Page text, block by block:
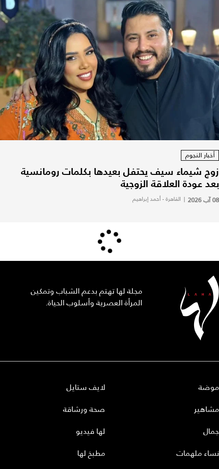
أخبار النجوم
زوج شيماء سيف يحتفل بعيدها بكلمات رومانسية
بعد عودة العلاقة الزوجية
08 آب 2026 | القاهرة - أحمد إبراهيم
مجلة لها تهتم بدعم الشباب وتمكين
المرأة العصرية وأسلوب الحياة.
موضة
مشاهير
جمال
نساء ملهمات
لايف ستايل
صحة ورشاقة
لها فيديو
مطبخ لها